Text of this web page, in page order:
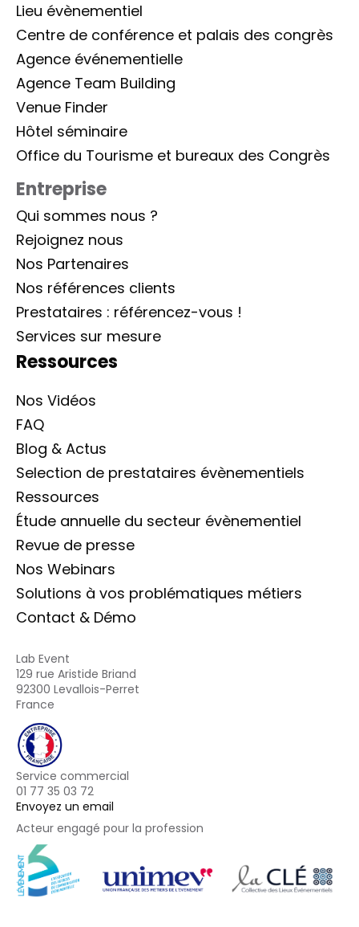
Lieu évènementiel
Centre de conférence et palais des congrès
Agence événementielle
Agence Team Building
Venue Finder
Hôtel séminaire
Office du Tourisme et bureaux des Congrès
Entreprise
Qui sommes nous ?
Rejoignez nous
Nos Partenaires
Nos références clients
Prestataires : référencez-vous !
Services sur mesure
Ressources
Nos Vidéos
FAQ
Blog & Actus
Selection de prestataires évènementiels
Ressources
Étude annuelle du secteur évènementiel
Revue de presse
Nos Webinars
Solutions à vos problématiques métiers
Contact & Démo
Lab Event
129 rue Aristide Briand
92300 Levallois-Perret
France
Service commercial
01 77 35 03 72
Envoyez un email
Acteur engagé pour la profession